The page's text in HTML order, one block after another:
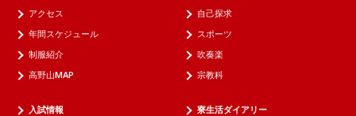
アクセス
年間スケジュール
制服紹介
高野山MAP
自己探求
スポーツ
吹奏楽
宗教科
入試情報 寮生活ダイアリー